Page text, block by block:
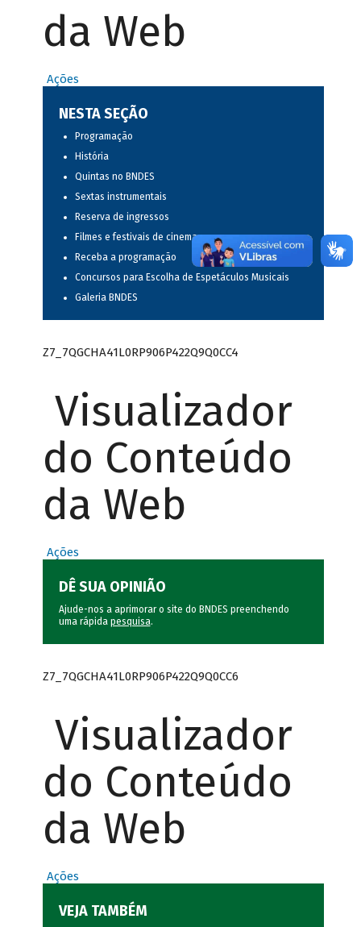
da Web
Ações
NESTA SEÇÃO
Programação
História
Quintas no BNDES
Sextas instrumentais
Reserva de ingressos
Filmes e festivais de cinema
Receba a programação
Concursos para Escolha de Espetáculos Musicais
Galeria BNDES
Z7_7QGCHA41L0RP906P422Q9Q0CC4
Visualizador
do Conteúdo
da Web
Ações
DÊ SUA OPINIÃO
Ajude-nos a aprimorar o site do BNDES preenchendo
uma rápida pesquisa.
Z7_7QGCHA41L0RP906P422Q9Q0CC6
Visualizador
do Conteúdo
da Web
Ações
VEJA TAMBÉM